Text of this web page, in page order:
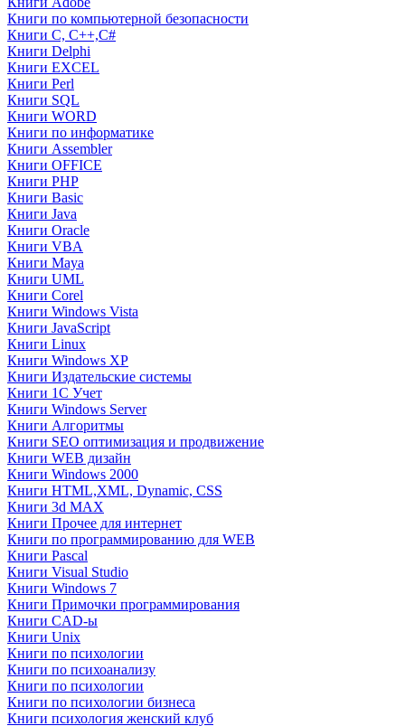
Книги по компьютерной безопасности
Книги C, C++,С#
Книги Delphi
Книги EXCEL
Книги Perl
Книги SQL
Книги WORD
Книги по информатике
Книги Assembler
Книги OFFICE
Книги PHP
Книги Basic
Книги Java
Книги Oracle
Книги VBA
Книги Maya
Книги UML
Книги Corel
Книги Windows Vista
Книги JavaScript
Книги Linux
Книги Windows XP
Книги Издательские системы
Книги 1C Учет
Книги Windows Server
Книги Алгоритмы
Книги SEO оптимизация и продвижение
Книги WEB дизайн
Книги Windows 2000
Книги HTML,XML, Dynamic, CSS
Книги 3d MAX
Книги Прочее для интернет
Книги по программированию для WEB
Книги Pascal
Книги Visual Studio
Книги Windows 7
Книги Примочки программирования
Книги CAD-ы
Книги Unix
Книги по психологии
Книги по психоанализу
Книги по психологии
Книги по психологии бизнеса
Книги психология женский клуб